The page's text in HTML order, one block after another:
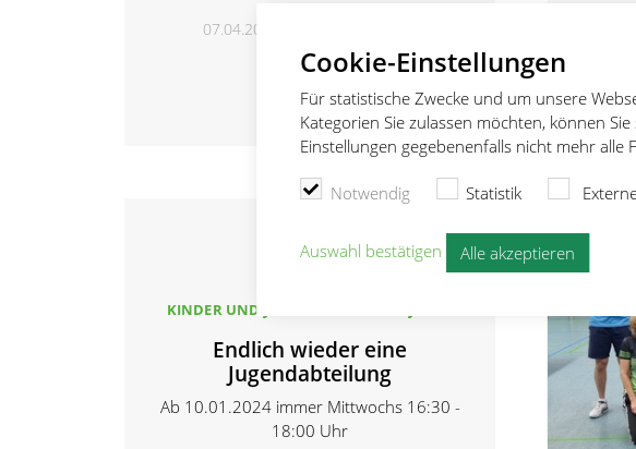
Cookie-Einstellungen
Für statistische Zwecke und um unsere
Kategorien Sie zulassen möchten, können
Einstellungen gegebenenfalls nicht mehr
Notwendig Statistik
Auswahl bestätigen Alle akzeptieren
07.04.2024
KINDER UND JUGENDLICHE BIS 19 JAHRE
Endlich wieder eine
Jugendabteilung
Ab 10.01.2024 immer Mittwochs 16:30 -
18:00 Uhr